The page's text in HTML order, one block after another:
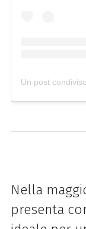
Nella
presenta